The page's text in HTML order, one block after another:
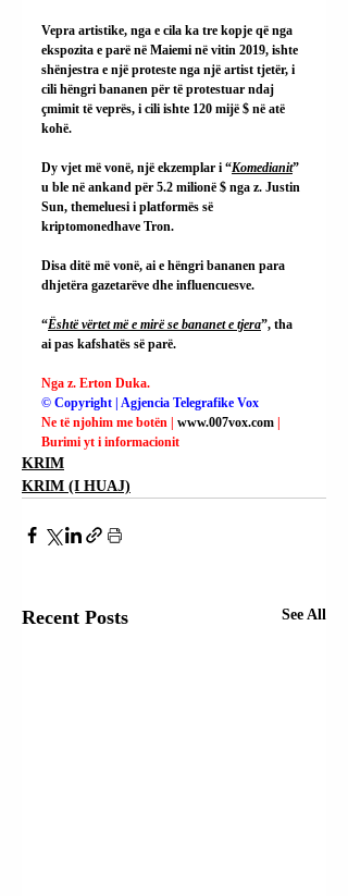
Vepra artistike, nga e cila ka tre kopje që nga
ekspozita e parë në Maiemi në vitin 2019, ishte
shënjestra e një proteste nga një artist tjetër, i
cili hëngri bananen për të protestuar ndaj
çmimit të veprës, i cili ishte 120 mijë $ në atë
kohë.
Dy vjet më vonë, një ekzemplar i “Komedianit”
u ble në ankand për 5.2 milionë $ nga z. Justin
Sun, themeluesi i platformës së
kriptomonedhave Tron.
Disa ditë më vonë, ai e hëngri bananen para
dhjetëra gazetarëve dhe influencuesve.
“Është vërtet më e mirë se bananet e tjera”, tha
ai pas kafshatës së parë.
Nga z. Erton Duka.
© Copyright | Agjencia Telegrafike Vox
Ne të njohim me botën | www.007vox.com
Burimi yt i informacionit
KRIM
KRIM (I HUAJ)
Recent Posts See All